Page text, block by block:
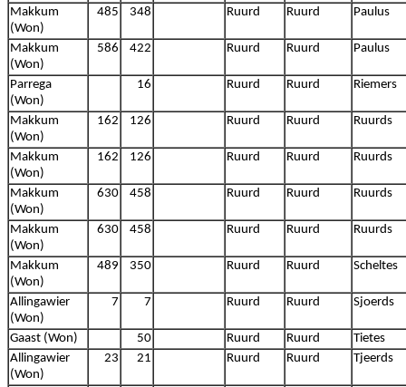
Makkum
(Won)
485 348 Ruurd Ruurd Paulus
Makkum
(Won)
586 422 Ruurd Ruurd Paulus
Parrega
(Won)
16 Ruurd Ruurd Riemers
Makkum
(Won)
162 126 Ruurd Ruurd Ruurds
Makkum
(Won)
162 126 Ruurd Ruurd Ruurds
Makkum
(Won)
630 458 Ruurd Ruurd Ruurds
Makkum
(Won)
630 458 Ruurd Ruurd Ruurds
Makkum
(Won)
489 350 Ruurd Ruurd Scheltes
Allingawier
(Won)
7 7 Ruurd Ruurd Sjoerds
Gaast (Won) 50 Ruurd Ruurd
Tietes
Allingawier
(Won)
23 21 Ruurd Ruurd Tjeerds